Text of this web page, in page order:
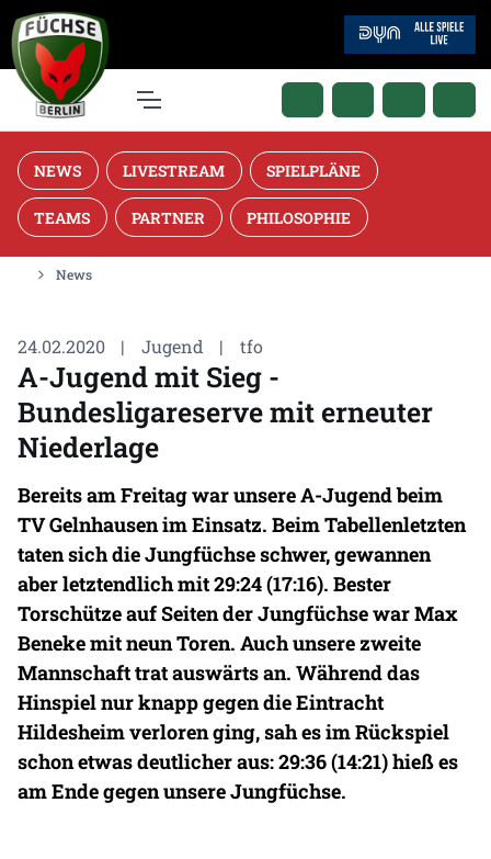
NEWS LIVESTREAM SPIELPLÄNE
TEAMS PARTNER PHILOSOPHIE
News
24.02.2020 | Jugend | tfo
A-Jugend mit Sieg -
Bundesligareserve mit erneuter
Niederlage
Bereits am Freitag war unsere A-Jugend beim
TV Gelnhausen im Einsatz. Beim Tabellenletzten
taten sich die Jungfüchse schwer, gewannen
aber letztendlich mit 29:24 (17:16). Bester
Torschütze auf Seiten der Jungfüchse war Max
Beneke mit neun Toren. Auch unsere zweite
Mannschaft trat auswärts an. Während das
Hinspiel nur knapp gegen die Eintracht
Hildesheim verloren ging, sah es im Rückspiel
schon etwas deutlicher aus: 29:36 (14:21) hieß es
am Ende gegen unsere Jungfüchse.